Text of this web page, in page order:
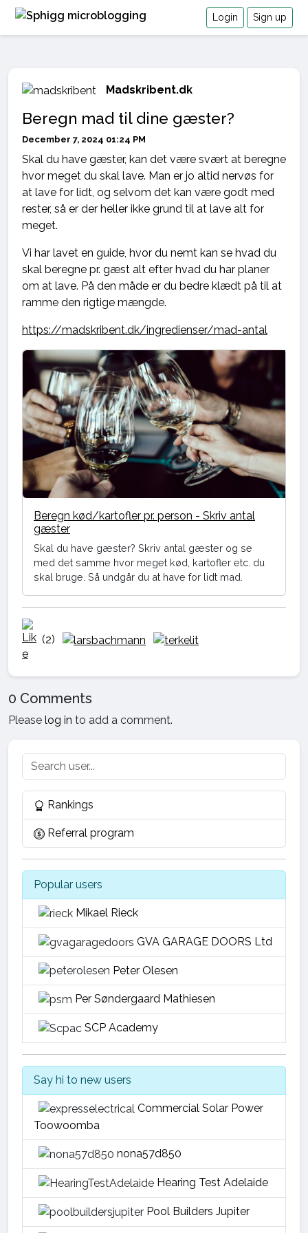
Login Sign up
Madskribent.dk
Beregn mad til dine gæster?
December 7, 2024 01:24 PM
Skal du have gæster, kan det være svært at beregne
hvor meget du skal lave. Man er jo altid nervøs for
at lave for lidt, og selvom det kan være godt med
rester, så er der heller ikke grund til at lave alt for
meget.
Vi har lavet en guide, hvor du nemt kan se hvad du
skal beregne pr. gæst alt efter hvad du har planer
om at lave. På den måde er du bedre klædt på til at
ramme den rigtige mængde.
https://madskribent.dk/ingredienser/mad-antal
Beregn kød/kartofler pr. person - Skriv antal
gæster
Skal du have gæster? Skriv antal gæster og se
med det samme hvor meget kød, kartofler etc. du
skal bruge. Så undgår du at have for lidt mad.
(2)
0 Comments
Please log in to add a comment.
Rankings
Referral program
Popular users
Mikael Rieck
GVA GARAGE DOORS Ltd
Peter Olesen
Per Søndergaard Mathiesen
SCP Academy
Say hi to new users
Commercial Solar Power
Toowoomba
nona57d850
Hearing Test Adelaide
Pool Builders Jupiter